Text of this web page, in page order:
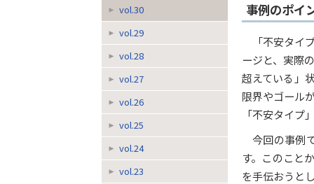
事例のポイ
「不安タ
ージと、実際
超えている」
限界やゴール
「不安タイプ
今回の事例
す。このこと
を手伝おうと
vol.30
vol.29
vol.28
vol.27
vol.26
vol.25
vol.24
vol.23